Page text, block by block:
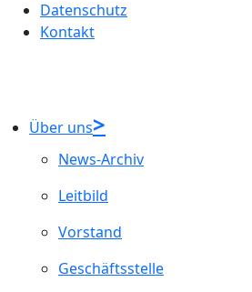
Datenschutz
Kontakt
Über uns
News-Archiv
Leitbild
Vorstand
Geschäftsstelle